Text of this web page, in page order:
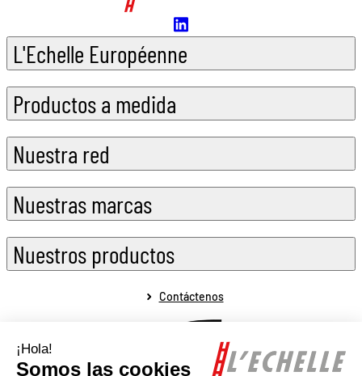
L'Echelle Européenne
Productos a medida
Nuestra red
Nuestras marcas
Nuestros productos
Contáctenos